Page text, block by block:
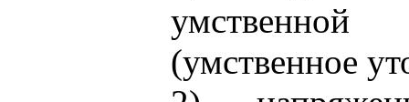
(умственное